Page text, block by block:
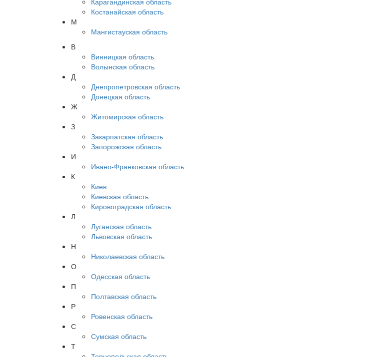
Костанайская область
М
Мангистауская область
В
Винницкая область
Волынская область
Д
Днепропетровская область
Донецкая область
Ж
Житомирская область
З
Закарпатская область
Запорожская область
И
Ивано-Франковская область
К
Киев
Киевская область
Кировоградская область
Л
Луганская область
Львовская область
Н
Николаевская область
О
Одесская область
П
Полтавская область
Р
Ровенская область
С
Сумская область
Т